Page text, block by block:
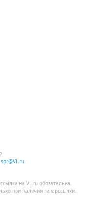
spr@VL.ru
ссылка на VL.ru обязательна.
при наличии гиперссылки.